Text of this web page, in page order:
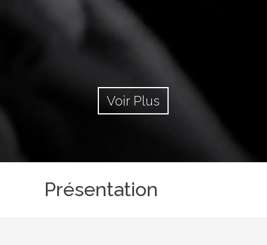
Voir Plus
Présentation